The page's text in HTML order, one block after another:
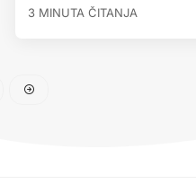
3 MINUTA ČITANJA